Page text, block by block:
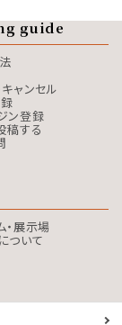
guide
ャンセル
ン登録
稿する
・展示場
ついて